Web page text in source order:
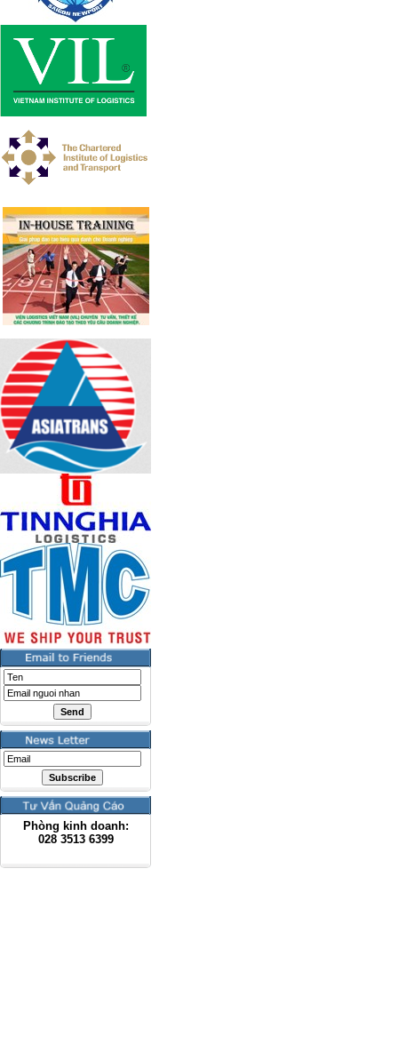
Phòng kinh doanh:
028 3513 6399